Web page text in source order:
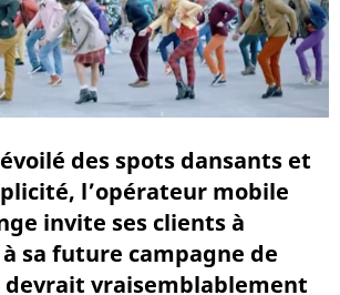
des spots dansants et
l’opérateur mobile
invite ses clients à
sa future campagne de
vraisemblablement